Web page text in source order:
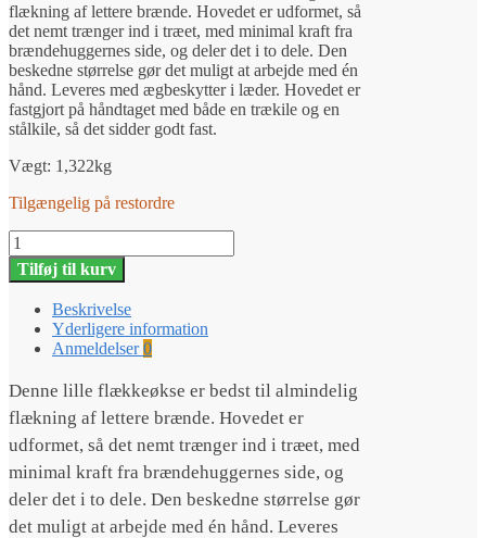
flækning af lettere brænde. Hovedet er udformet, så
det nemt trænger ind i træet, med minimal kraft fra
brændehuggernes side, og deler det i to dele. Den
beskedne størrelse gør det muligt at arbejde med én
hånd. Leveres med ægbeskytter i læder. Hovedet er
fastgjort på håndtaget med både en trækile og en
stålkile, så det sidder godt fast.
Vægt: 1,322kg
Tilgængelig på restordre
Husqvarna
kløveøkse
-
antal
Tilføj til kurv
Beskrivelse
Yderligere information
Anmeldelser0
Denne lille flækkeøkse er bedst til almindelig
flækning af lettere brænde. Hovedet er
udformet, så det nemt trænger ind i træet, med
minimal kraft fra brændehuggernes side, og
deler det i to dele. Den beskedne størrelse gør
det muligt at arbejde med én hånd. Leveres